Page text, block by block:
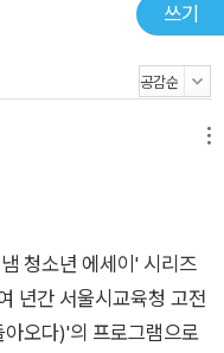
쓰기
청소년 에세이' 시리즈
년간 서울시교육청 고전
오다)'의 프로그램으로